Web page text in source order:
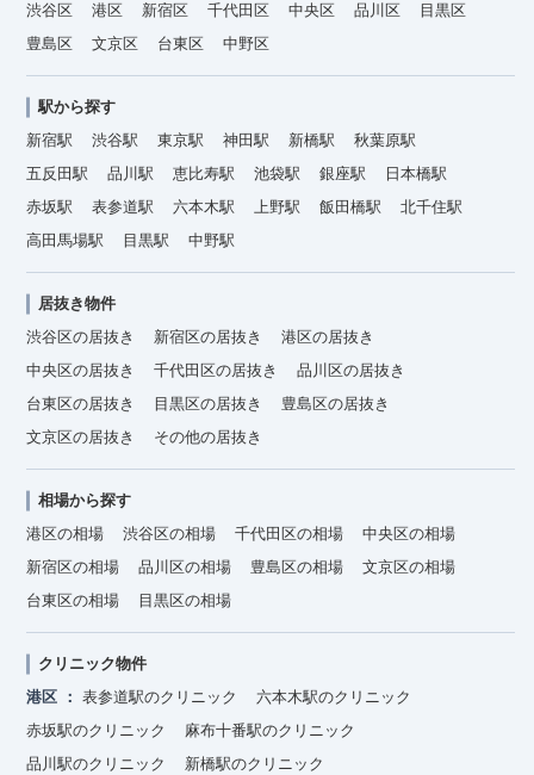
渋谷区
港区 新宿区 千代田区 中央区 品川区
目黒区
豊島区
文京区 台東区 中野区
駅から探す
新宿駅
渋谷駅 東京駅 神田駅 新橋駅
秋葉原駅
五反田駅
品川駅 恵比寿駅 池袋駅 銀座駅
日本橋駅
赤坂駅
表参道駅 六本木駅 上野駅 飯田橋駅
北千住駅
高田馬場駅
目黒駅 中野駅
居抜き物件
渋谷区の居抜き
新宿区の居抜き
港区の居抜き
中央区の居抜き
千代田区の居抜き
品川区の居抜き
台東区の居抜き
目黒区の居抜き
豊島区の居抜き
文京区の居抜き
その他の居抜き
相場から探す
港区の相場
渋谷区の相場 千代田区の相場
中央区の相場
新宿区の相場
品川区の相場 豊島区の相場
文京区の相場
台東区の相場
目黒区の相場
クリニック物件
港区
表参道駅のクリニック
六本木駅のクリニック
赤坂駅のクリニック
麻布十番駅のクリニック
品川駅のクリニック
新橋駅のクリニック